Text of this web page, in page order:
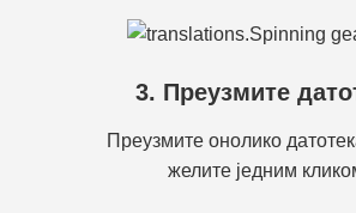
3. Преузмите
Преузмите онолико
желите једним